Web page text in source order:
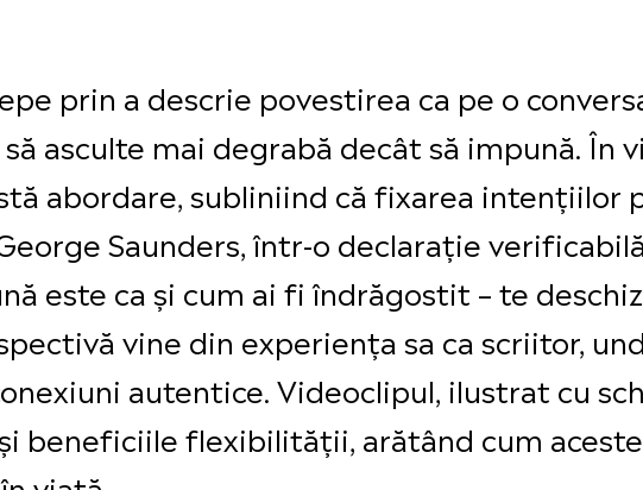
prin a descrie povestirea ca pe o
asculte mai degrabă decât să impună. În
abordare, subliniind că fixarea intențiilor
Saunders, într-o declarație
este ca și cum ai fi îndrăgostit – te
vine din experiența sa ca scriitor,
autentice. Videoclipul, ilustrat cu
beneficiile flexibilității, arătând cum